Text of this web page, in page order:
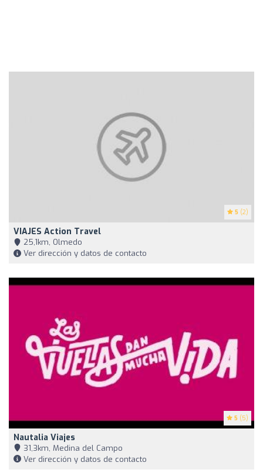
5 (2)
VIAJES Action Travel
25,1km, Olmedo
Ver dirección y datos de contacto
5 (5)
Nautalia Viajes
31,3km, Medina del Campo
Ver dirección y datos de contacto